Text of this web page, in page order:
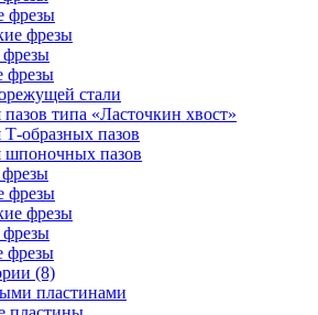
фрезы
фрезы
фрезы
стали
типа «Ласточкин хвост»
образных пазов
шпоночных пазов
фрезы
фрезы
фрезы
(8)
пластинами